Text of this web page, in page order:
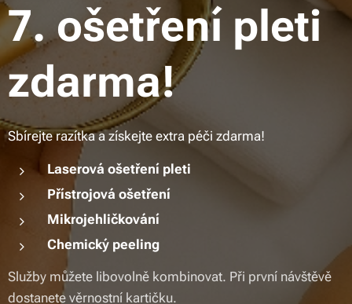
7. ošetření pleti
zdarma!
Sbírejte razítka a získejte extra péči zdarma!
Laserová ošetření pleti
Přístrojová ošetření
Mikrojehličkování
Chemický peeling
Služby můžete libovolně kombinovat. Při první návštěvě
dostanete věrnostní kartičku.